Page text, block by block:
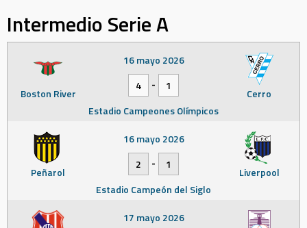
Intermedio Serie A
Boston River Cerro
16 mayo 2026
4
-
1
Estadio Campeones Olímpicos
Peñarol Liverpool
16 mayo 2026
2
-
1
Estadio Campeón del Siglo
17 mayo 2026